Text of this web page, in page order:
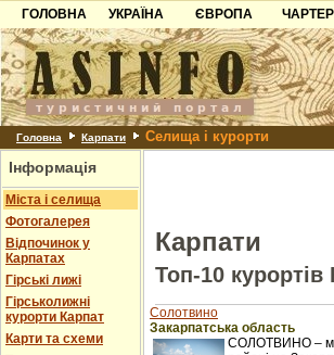
ГОЛОВНА
УКРАЇНА
Карпати
Азов
Причорноморря
Шацьк
ЄВРОПА
Чорногорія
Хорватія
Болгарія
Албанія
Головна Карпати Селища і курорти
Інформація
Міста і селища
Фотогалерея
Відпочинок у
Карпатах
Гірські лижі
Гірськолижні
курорти Карпат
Карти та схеми
Карпати
Топ-10 курортів
Солотвино
Закарпатська область
СОЛОТВИНО –